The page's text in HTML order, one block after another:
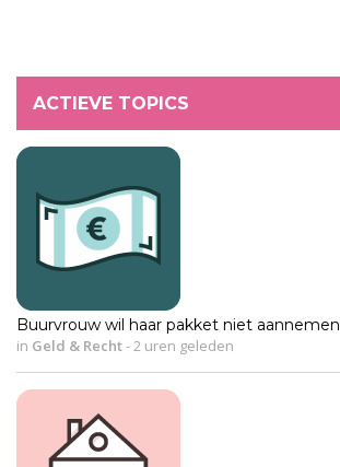
ACTIEVE TOPICS
Buurvrouw wil haar pakket niet aannemen
in Geld & Recht-2 uren geleden